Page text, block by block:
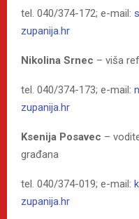
tel. 040/374-172; e-mail:
zupanija.hr
Nikolina Srnec – viša
tel. 040/374-173; e-mail:
zupanija.hr
Ksenija Posavec –
građana
tel. 040/374-019; e-mail:
zupanija.hr